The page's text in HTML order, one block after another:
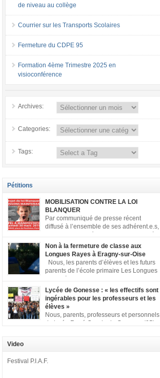
de niveau au collège
Courrier sur les Transports Scolaires
Fermeture du CDPE 95
Formation 4ème Trimestre 2025 en
visioconférence
Archives:
Categories:
Tags:
Pétitions
MOBILISATION CONTRE LA LOI
BLANQUER
Par communiqué de presse récent
diffusé à l’ensemble de ses adhérent.e.s,
se mobiliser contre la loi Blanquer dite « Ecole de la
confiance ». Pour vous aider à organiser les actions
localement, la FCPE met à votre disposition ce kit de
mobilisation comprenant : 1 affiche appelant […]
Non à la fermeture de classe aux
Longues Rayes à Eragny-sur-Oise
Nous, les parents d’élèves et les futurs
parents de l’école primaire Les Longues
cette pétition pour dire « NON à la fermeture de classe
aux Longues Rayes ». Non à la dégradation continue
des conditions d’accueil et d’apprentissage de nos
enfants à l’école primaire. Chaque enfant a droit à […]
Lycée de Gonesse : « les effectifs sont
ingérables pour les professeurs et les
élèves »
Nous, parents, professeurs et personnels
du lycée René Cassin de Gonesse (95),
dénoncer les classes surchargées, en cette rentrée
et 35 élèves ! – de nombreuses classes de première et
Video
Festival P.I.A.F.